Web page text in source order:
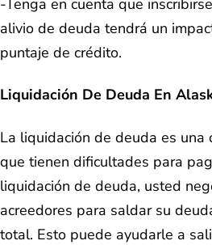
alivio de deuda tendrá un
puntaje de crédito.
Liquidación De Deuda En
La liquidación de deuda es una
que tienen dificultades para
liquidación de deuda, usted
acreedores para saldar su
total. Esto puede ayudarle a